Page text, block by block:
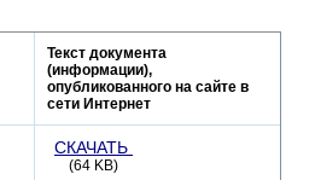
Текст документа
(информации),
опубликованного на сайте в
сети Интернет
СКАЧАТЬ
(64 KB)